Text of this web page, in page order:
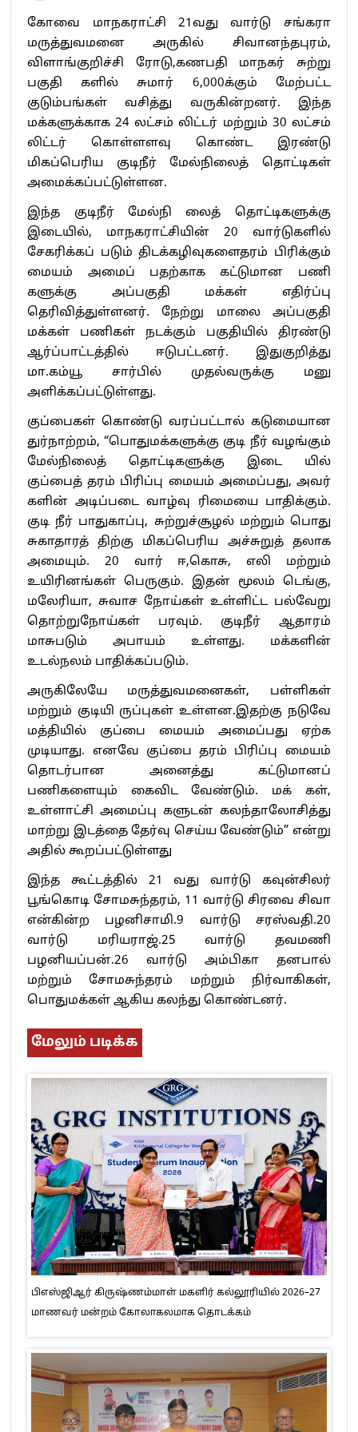
கோவை மாநகராட்சி 21வது வார்டு சங்கரா
மருத்துவமனை அருகில் சிவானந்தபுரம்,
விளாங்குறிச்சி ரோடு,கணபதி மாநகர் சுற்று
பகுதி களில் சுமார் 6,000க்கும் மேற்பட்ட
குடும்பங்கள் வசித்து வருகின்றனர். இந்த
மக்களுக்காக 24 லட்சம் லிட்டர் மற்றும் 30 லட்சம்
லிட்டர் கொள்ளளவு கொண்ட இரண்டு
மிகப்பெரிய குடிநீர் மேல்நிலைத் தொட்டிகள்
அமைக்கப்பட்டுள்ளன.
இந்த குடிநீர் மேல்நி லைத் தொட்டிகளுக்கு
இடையில், மாநகராட்சியின் 20 வார்டுகளில்
சேகரிக்கப் படும் திடக்கழிவுகளைதரம் பிரிக்கும்
மையம் அமைப் பதற்காக கட்டுமான பணி
களுக்கு அப்பகுதி மக்கள் எதிர்ப்பு
தெரிவித்துள்ளனர். நேற்று மாலை அப்பகுதி
மக்கள் பணிகள் நடக்கும் பகுதியில் திரண்டு
ஆர்ப்பாட்டத்தில் ஈடுபட்டனர். இதுகுறித்து
மா.கம்யூ சார்பில் முதல்வருக்கு மனு
அளிக்கப்பட்டுள்ளது.
குப்பைகள் கொண்டு வரப்பட்டால் கடுமையான
துர்நாற்றம், “பொதுமக்களுக்கு குடி நீர் வழங்கும்
மேல்நிலைத் தொட்டிகளுக்கு இடை யில்
குப்பைத் தரம் பிரிப்பு மையம் அமைப்பது, அவர்
களின் அடிப்படை வாழ்வு ரிமையை பாதிக்கும்.
குடி நீர் பாதுகாப்பு, சுற்றுச்சூழல் மற்றும் பொது
சுகாதாரத் திற்கு மிகப்பெரிய அச்சுறுத் தலாக
அமையும். 20 வார் ஈ,கொசு, எலி மற்றும்
உயிரினங்கள் பெருகும். இதன் மூலம் டெங்கு,
மலேரியா, சுவாச நோய்கள் உள்ளிட்ட பல்வேறு
தொற்றுநோய்கள் பரவும். குடிநீர் ஆதாரம்
மாசுபடும் அபாயம் உள்ளது. மக்களின்
உடல்நலம் பாதிக்கப்படும்.
அருகிலேயே மருத்துவமனைகள், பள்ளிகள்
மற்றும் குடியி ருப்புகள் உள்ளன.இதற்கு நடுவே
மத்தியில் குப்பை மையம் அமைப்பது ஏற்க
முடியாது. எனவே குப்பை தரம் பிரிப்பு மையம்
தொடர்பான அனைத்து கட்டுமானப்
பணிகளையும் கைவிட வேண்டும். மக் கள்,
உள்ளாட்சி அமைப்பு களுடன் கலந்தாலோசித்து
மாற்று இடத்தை தேர்வு செய்ய வேண்டும்” என்று
அதில் கூறப்பட்டுள்ளது
இந்த கூட்டத்தில் 21 வது வார்டு கவுன்சிலர்
பூங்கொடி சோமசுந்தரம், 11 வார்டு சிரவை சிவா
என்கின்ற பழனிசாமி.9 வார்டு சரஸ்வதி.20
வார்டு மரியராஜ்.25 வார்டு தவமணி
பழனியப்பன்.26 வார்டு அம்பிகா தனபால்
மற்றும் சோமசுந்தரம் மற்றும் நிர்வாகிகள்,
பொதுமக்கள் ஆகிய கலந்து கொண்டனர்.
மேலும் படிக்க
பிஎஸ்ஜிஆர் கிருஷ்ணம்மாள் மகளிர் கல்லூரியில் 2026–27
மாணவர் மன்றம் கோலாகலமாக தொடக்கம்